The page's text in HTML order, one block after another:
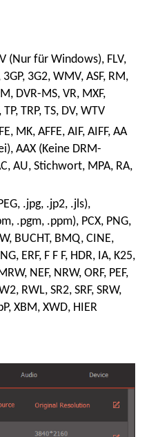
(Nur für Windows), FLV,
3G2, WMV, ASF, RM,
DVR-MS, VR, MXF,
TRP, TS, DV, WTV
MK, AFFE, AIF, AIFF, AA
AAX (Keine DRM-
AU, Stichwort, MPA, RA,
.jpg, .jp2, .jls),
.pgm, .ppm), PCX, PNG,
BUCHT, BMQ, CINE,
ERF, F F F, HDR, IA, K25,
NEF, NRW, ORF, PEF,
RWL, SR2, SRF, SRW,
XBM, XWD, HIER